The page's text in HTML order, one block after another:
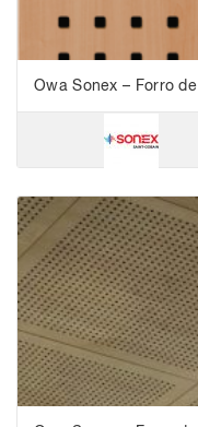
Owa Sonex – Forro